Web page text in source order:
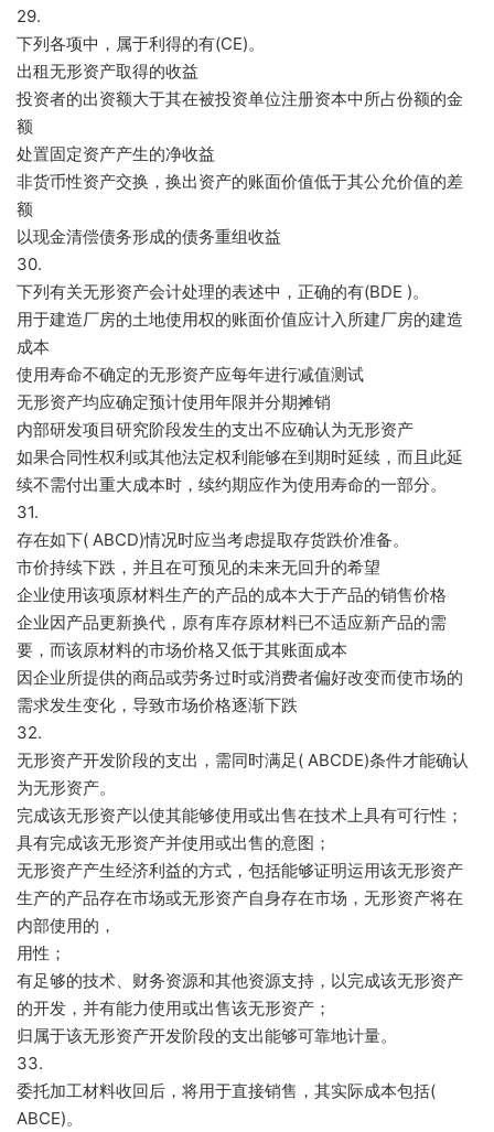
29.
下列各项中，属于利得的有(CE)。
出租无形资产取得的收益
投资者的出资额大于其在被投资单位注册资本中所占份额的金
额
处置固定资产产生的净收益
非货币性资产交换，换出资产的账面价值低于其公允价值的差
额
以现金清偿债务形成的债务重组收益
30.
下列有关无形资产会计处理的表述中，正确的有(BDE )。
用于建造厂房的土地使用权的账面价值应计入所建厂房的建造
成本
使用寿命不确定的无形资产应每年进行减值测试
无形资产均应确定预计使用年限并分期摊销
内部研发项目研究阶段发生的支出不应确认为无形资产
如果合同性权利或其他法定权利能够在到期时延续，而且此延
续不需付出重大成本时，续约期应作为使用寿命的一部分。
31.
存在如下( ABCD)情况时应当考虑提取存货跌价准备。
市价持续下跌，并且在可预见的未来无回升的希望
企业使用该项原材料生产的产品的成本大于产品的销售价格
企业因产品更新换代，原有库存原材料已不适应新产品的需
要，而该原材料的市场价格又低于其账面成本
因企业所提供的商品或劳务过时或消费者偏好改变而使市场的
需求发生变化，导致市场价格逐渐下跌
32.
无形资产开发阶段的支出，需同时满足( ABCDE)条件才能确认
为无形资产。
完成该无形资产以使其能够使用或出售在技术上具有可行性；
具有完成该无形资产并使用或出售的意图；
无形资产产生经济利益的方式，包括能够证明运用该无形资产
生产的产品存在市场或无形资产自身存在市场，无形资产将在
内部使用的，
用性；
有足够的技术、财务资源和其他资源支持，以完成该无形资产
的开发，并有能力使用或出售该无形资产；
归属于该无形资产开发阶段的支出能够可靠地计量。
33.
委托加工材料收回后，将用于直接销售，其实际成本包括(
ABCE)。